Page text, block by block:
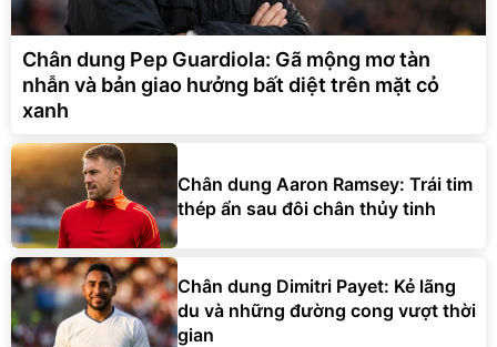
Chân dung Pep Guardiola: Gã mộng mơ tàn
nhẫn và bản giao hưởng bất diệt trên mặt cỏ
xanh
Chân dung Aaron Ramsey: Trái tim
thép ẩn sau đôi chân thủy tinh
Chân dung Dimitri Payet: Kẻ lãng
du và những đường cong vượt thời
gian